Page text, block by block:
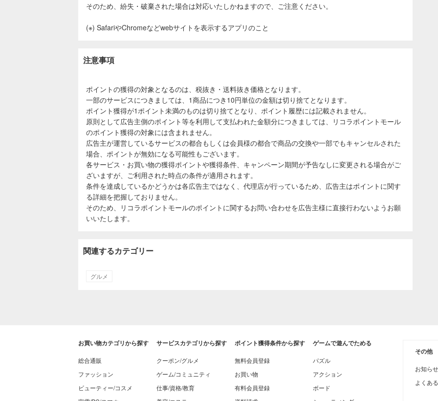
そのため、紛失・破棄された場合は対応いたしかねますので、ご注意ください。
(※) SafariやChromeなどwebサイトを表示するアプリのこと
注意事項
ポイントの獲得の対象となるのは、税抜き・送料抜き価格となります。
一部のサービスにつきましては、1商品につき10円単位の金額は切り捨てとなります。
ポイント獲得が1ポイント未満のものは切り捨てとなり、ポイント履歴には記載されません。
原則として広告主側のポイント等を利用して支払われた金額分につきましては、リコラポイントモール
のポイント獲得の対象には含まれません。
広告主が運営しているサービスの都合もしくは会員様の都合で商品の交換や一部でもキャンセルされた
場合、ポイントが無効になる可能性もございます。
各サービス・お買い物の獲得ポイントや獲得条件、キャンペーン期間が予告なしに変更される場合がご
ざいますが、ご利用された時点の条件が適用されます。
条件を達成しているかどうかは各広告主ではなく、代理店が行っているため、広告主はポイントに関す
る詳細を把握しておりません。
そのため、リコラポイントモールのポイントに関するお問い合わせを広告主様に直接行わないようお願
いいたします。
関連するカテゴリー
グルメ
お買い物カテゴリから探す
総合通販
ファッション
ビューティー/コスメ
サービスカテゴリから探す
クーポン/グルメ
ゲーム/コミュニティ
仕事/資格/教育
ポイント獲得条件から探す
無料会員登録
お買い物
有料会員登録
ゲームで遊んでためる
パズル
アクション
ボード
その他
お知らせ
よくあ